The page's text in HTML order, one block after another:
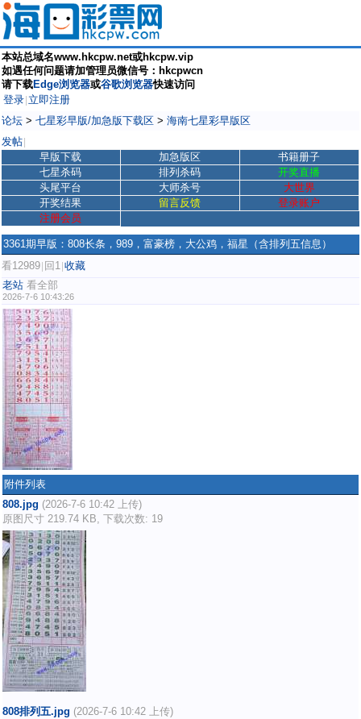
本站总域名www.hkcpw.net或hkcpw.vip
如遇任何问题请加管理员微信号：hkcpwcn
请下载Edge浏览器或谷歌浏览器快速访问
登录 立即注册
论坛 > 七星彩早版/加急版下载区 > 海南七星彩早版区
发帖
早版下载 加急版区
书籍册子
七星杀码
排列杀码
开奖直播
头尾平台
大师杀号
大世界
开奖结果
留言反馈
登录账户
注册会员
3361期早版：808长条，989，富豪榜，大公鸡，福星（含排列五信息）
看12989 回1 收藏
老站 看全部
2026-7-6 10:43:26
附件列表
808.jpg (2026-7-6 10:42 上传)
原图尺寸 219.74 KB, 下载次数: 19
808排列五.jpg (2026-7-6 10:42 上传)